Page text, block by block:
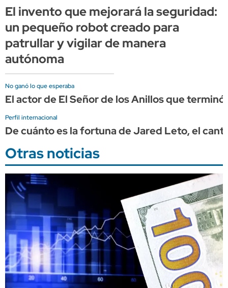
El invento que mejorará la seguridad:
un pequeño robot creado para
patrullar y vigilar de manera
autónoma
No ganó lo que esperaba
El actor de El Señor de los Anillos que
Perfil internacional
De cuánto es la fortuna de Jared Leto, el
Otras noticias